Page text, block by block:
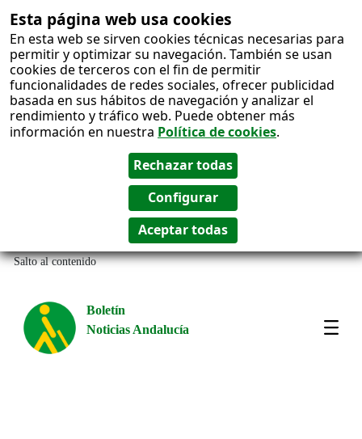
Esta página web usa cookies
En esta web se sirven cookies técnicas necesarias para
permitir y optimizar su navegación. También se usan
cookies de terceros con el fin de permitir
funcionalidades de redes sociales, ofrecer publicidad
basada en sus hábitos de navegación y analizar el
rendimiento y tráfico web. Puede obtener más
información en nuestra Política de cookies.
Salto al contenido
Boletín
Noticias Andalucía